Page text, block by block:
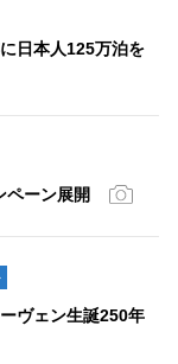
日本人125万泊を
ペーン展開
ヴェン生誕250年